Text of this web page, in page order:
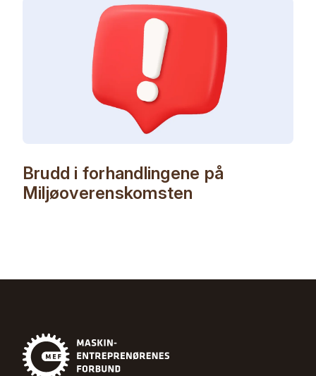
Brudd i forhandlingene på
Miljøoverenskomsten